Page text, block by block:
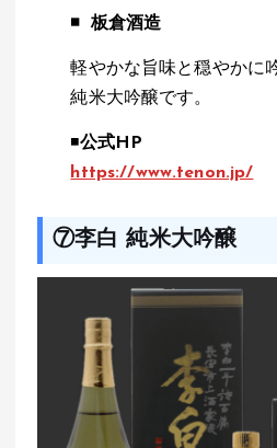
◾️ 板倉酒造
軽やかな旨味と穏やかに
純米大吟醸です。
◾️公式HP
https://www.tenon.jp/
⑦李白 純米大吟醸